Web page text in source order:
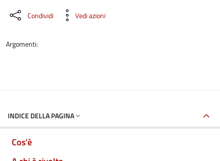
Condividi Vedi azioni
Argomenti:
INDICE DELLA PAGINA
Cos'è